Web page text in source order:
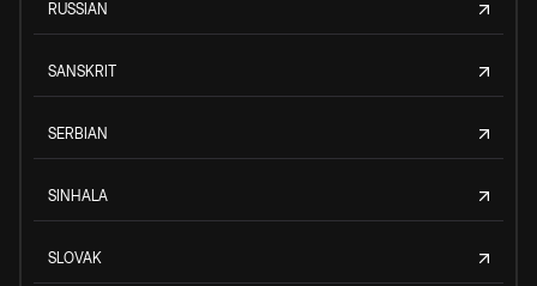
RUSSIAN
SANSKRIT
SERBIAN
SINHALA
SLOVAK